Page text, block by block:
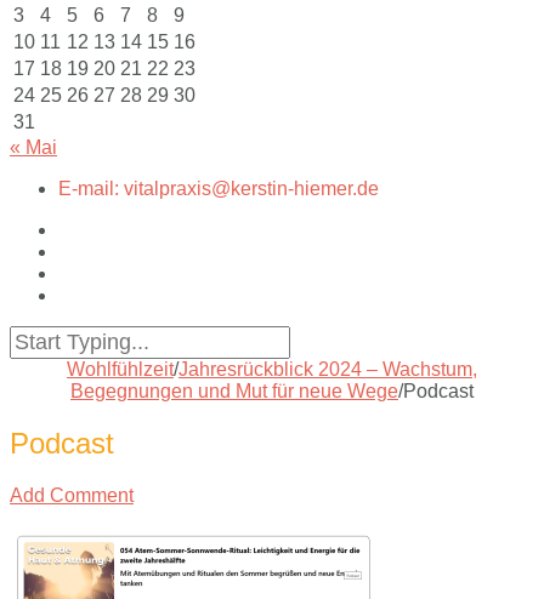
3
4 5 6 7 8
9
10 11 12 13 14 15 16
17 18 19 20 21 22 23
24 25 26 27 28 29 30
31
« Mai
E-mail: vitalpraxis@kerstin-hiemer.de
Wohlfühlzeit/Jahresrückblick 2024 – Wachstum,
Begegnungen und Mut für neue Wege/Podcast
Podcast
Add Comment